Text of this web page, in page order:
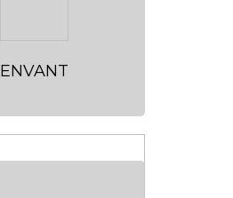
ENVANT